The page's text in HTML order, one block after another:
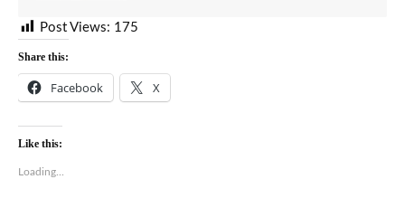
Post Views: 175
Share this:
Facebook X
Like this:
Loading...